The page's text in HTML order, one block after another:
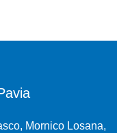
Mornico Losana,